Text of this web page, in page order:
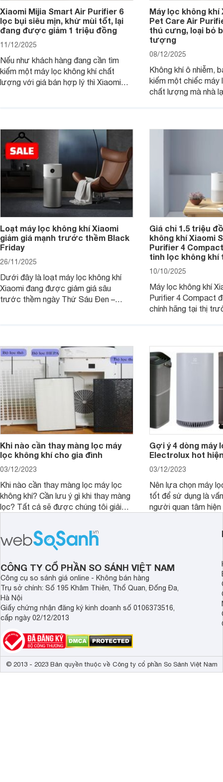
Xiaomi Mijia Smart Air Purifier 6
lọc bụi siêu mịn, khử mùi tốt, lại
đang được giảm 1 triệu đồng
11/12/2025
Nếu như khách hàng đang cần tìm
kiếm một máy lọc không khí chất
lượng với giá bán hợp lý thì Xiaomi
Máy lọc không khí
Pet Care Air
thú cưng, loại bỏ
tượng
08/12/2025
Không khí ô nhiễm,
kiếm một chiếc máy
chất lượng mà nhà
Loạt máy lọc không khí Xiaomi
giảm giá mạnh trước thềm Black
Friday
26/11/2025
Dưới đây là loạt máy lọc không khí
Xiaomi đang được giảm giá sâu
trước thềm ngày Thứ Sáu Đen –
Giá chỉ 1.5 triệu
không khí Xiaomi
Purifier 4
tinh lọc không khí
10/10/2025
Máy lọc không khí
Purifier 4 Compact
chính hãng tại thị
Khi nào cần thay màng lọc máy
lọc không khí cho gia đình
03/12/2023
Khi nào cần thay màng lọc máy lọc
không khí? Cần lưu ý gì khi thay màng
lọc? Tất cả sẽ được chúng tôi giải
Gợi ý 4 dòng máy
Electrolux hot
03/12/2023
Nên lựa chọn máy
tốt để sử dụng là
người quan tâm hiện
bạn 4 dòng máy lọc
Electrolux đang hot
CÔNG TY CỔ PHẦN SO SÁNH VIỆT NAM
Công cụ so sánh giá online - Không bán hàng
Trụ sở chính: Số 195 Khâm Thiên, Thổ Quan, Đống Đa,
Hà Nội
Giấy chứng nhận đăng ký kinh doanh số 0106373516,
cấp ngày 02/12/2013
© 2013 - 2023 Bản quyền thuộc về Công ty cổ phần So Sánh Việt Nam